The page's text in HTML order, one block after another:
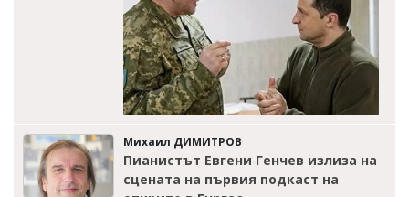
Михаил ДИМИТРОВ
Пианистът Евгени Генчев излиза на
сцената на първия подкаст на